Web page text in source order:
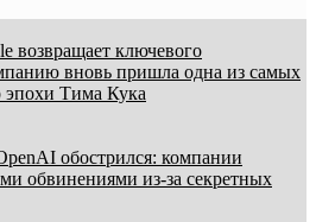
возвращает ключевого
вновь пришла одна из самых
эпохи Тима Кука
обострился: компании
обвинениями из-за секретных